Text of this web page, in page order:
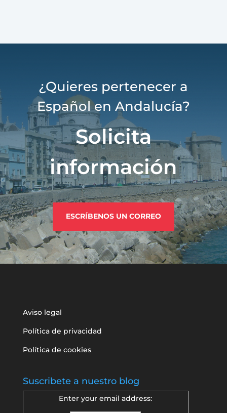
¿Quieres pertenecer a
Español en Andalucía?
Solicita
información
ESCRÍBENOS UN CORREO
Aviso legal
Política de privacidad
Política de cookies
Suscribete a nuestro blog
Enter your email address: